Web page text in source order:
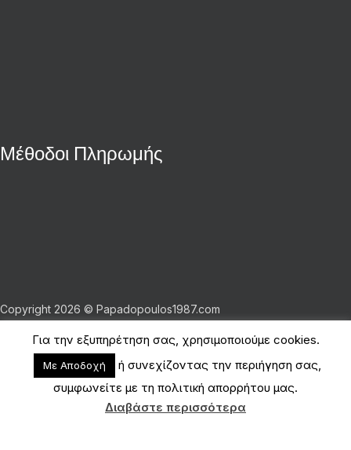
Μέθοδοι Πληρωμής
Copyright 2026 © Papadopoulos1987.com
ΟΡΟΙ ΧΡΗΣΗΣ - ΠΟΛΙΤΙΚΗ ΑΠΟΡΡΗΤΟΥ
Shop
Για την εξυπηρέτηση σας, χρησιμοποιούμε cookies.
Με Αποδοχή
ή συνεχίζοντας την περιήγηση σας,
συμφωνείτε με τη πολιτική απορρήτου μας.
Διαβάστε περισσότερα